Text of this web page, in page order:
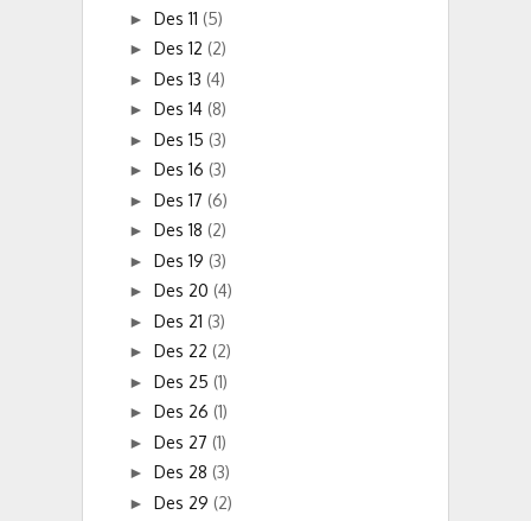
► Des 11 (5)
► Des 12 (2)
► Des 13 (4)
► Des 14 (8)
► Des 15 (3)
► Des 16 (3)
► Des 17 (6)
► Des 18 (2)
► Des 19 (3)
► Des 20 (4)
► Des 21 (3)
► Des 22 (2)
► Des 25 (1)
► Des 26 (1)
► Des 27 (1)
► Des 28 (3)
► Des 29 (2)